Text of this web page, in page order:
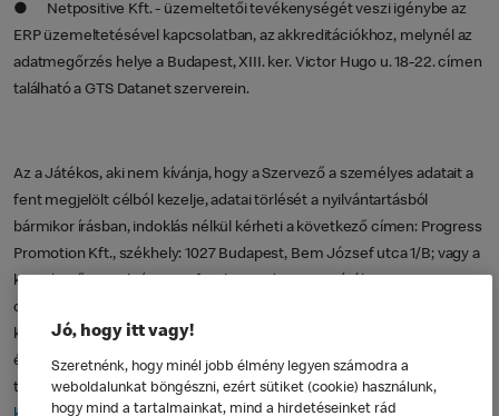
● Netpositive Kft. - üzemeltetői tevékenységét veszi igénybe az
ERP üzemeltetésével kapcsolatban, az akkreditációkhoz, melynél az
adatmegőrzés helye a Budapest, XIII. ker. Victor Hugo u. 18-22. címen
található a GTS Datanet szerverein.
Az a Játékos, aki nem kívánja, hogy a Szervező a személyes adatait a
fent megjelölt célból kezelje, adatai törlését a nyilvántartásból
bármikor írásban, indoklás nélkül kérheti a következő címen: Progress
Promotion Kft., székhely: 1027 Budapest, Bem József utca 1/B; vagy a
következő e-mail címen: info@hu.mcd.com. A Játékos ugyanezen a
címen, illetve e-mail címen kérheti adatai helyesbítését vagy
kezelésének korlátozását is, tiltakozhat az adatkezelés ellen, valamint
élhet az adathordozhatósághoz való jogával. A Licitáló az adatvédelmi
tisztviselőt is felkeresheti kérdésével, panaszával a
Jó, hogy itt vagy!
Szeretnénk, hogy minél jobb élmény legyen számodra a
weboldalunkat böngészni, ezért sütiket (cookie) használunk,
hogy mind a tartalmainkat, mind a hirdetéseinket rád